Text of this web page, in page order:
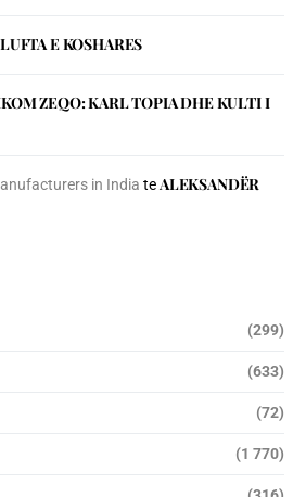
LUFTA E KOSHARES
ZEQO: KARL TOPIA DHE KULTI I
in India teALEKSANDËR
(299)
(633)
(72)
(1 770)